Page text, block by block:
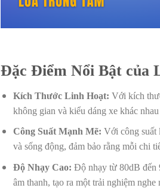
Đặc Điểm Nổi Bật của
Kích Thước Linh Hoạt: Với kích
không gian và kiểu dáng xe khác
Công Suất Mạnh Mẽ: Với công suất
và sống động, đảm bảo rằng mỗi chi
Độ Nhạy Cao: Độ nhạy từ 80dB đến
âm thanh, tạo ra một trải nghiệm